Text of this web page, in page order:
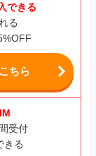
できる
る
ちら
受付
きる